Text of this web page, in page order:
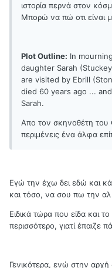
ιστορία περνά στον
Μπορώ να πώ οτι είναι
Plot Outline: In
daughter Sarah
are visited by Ebrill
died 60 years ago ...
Sarah.
Απο τον σκηνοθέτη του
περιμένεις ένα άλφα
Εγώ την έχω δει εδώ και
και τόσο, να σου πω την
Ειδικά τώρα που είδα και
περισσότερο, γιατί έπαιζε
Γενικότερα, ενώ στην αρχή